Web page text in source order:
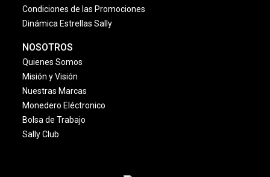
Condiciones de las Promociones
Dinámica Estrellas Sally
NOSOTROS
Quienes Somos
Misión y Visión
Nuestras Marcas
Monedero Eléctronico
Bolsa de Trabajo
Sally Club